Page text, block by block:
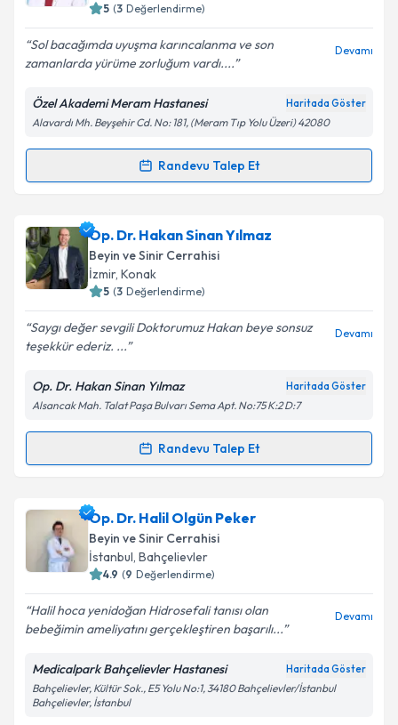
Kişisel verilerimin işlenmesine ilişkin
Aydınlatma
Metni'ni okudum ve kişisel verilerimin belirtilen
kapsamda işlenmesini kabul ediyorum.
5 (3 Değerlendirme)
Sol bacağımda uyuşma karıncalanma ve son
zamanlarda yürüme zorluğum vardı....
Devamı
Özel Akademi Meram Hastanesi Haritada Göster
Alavardı Mh. Beyşehir Cd. No: 181, (Meram Tıp Yolu Üzeri) 42080
Randevu Talep Et
Randevu Takvimi Talebi
Op. Dr. Onur Çiçekiçin randevu takvimi talebi
oluşturun. Size bu uzmandan randevu almanız için bir
takvim hazırlandığında e-posta ile bilgilendireceğiz.
Kişisel verilerimin işlenmesine ilişkin
Aydınlatma
Metni'ni okudum ve kişisel verilerimin belirtilen
kapsamda işlenmesini kabul ediyorum.
Op. Dr. Hakan Sinan Yılmaz
Beyin ve Sinir Cerrahisi
İzmir, Konak
5 (3 Değerlendirme)
Saygı değer sevgili Doktorumuz Hakan beye sonsuz
teşekkür ederiz. ...
Devamı
Op. Dr. Hakan Sinan Yılmaz Haritada Göster
Alsancak Mah. Talat Paşa Bulvarı Sema Apt. No:75 K:2 D:7
Randevu Talep Et
Randevu Takvimi Talebi
Op. Dr. Hakan Sinan Yılmaziçin randevu takvimi
talebi oluşturun. Size bu uzmandan randevu almanız
için bir takvim hazırlandığında e-posta ile
bilgilendireceğiz.
E-posta Adresiniz
Kişisel verilerimin işlenmesine ilişkinAydınlatma
Metni'ni okudum ve kişisel verilerimin belirtilen
Op. Dr. Halil Olgün Peker
Beyin ve Sinir Cerrahisi
İstanbul, Bahçelievler
4.9 (9 Değerlendirme)
Halil hoca yenidoğan Hidrosefali tanısı olan
bebeğimin ameliyatını gerçekleştiren başarılı...
Devamı
Medicalpark Bahçelievler Hastanesi Haritada Göster
Bahçelievler, Kültür Sok., E5 Yolu No:1, 34180 Bahçelievler/İstanbul
Bahçelievler, İstanbul